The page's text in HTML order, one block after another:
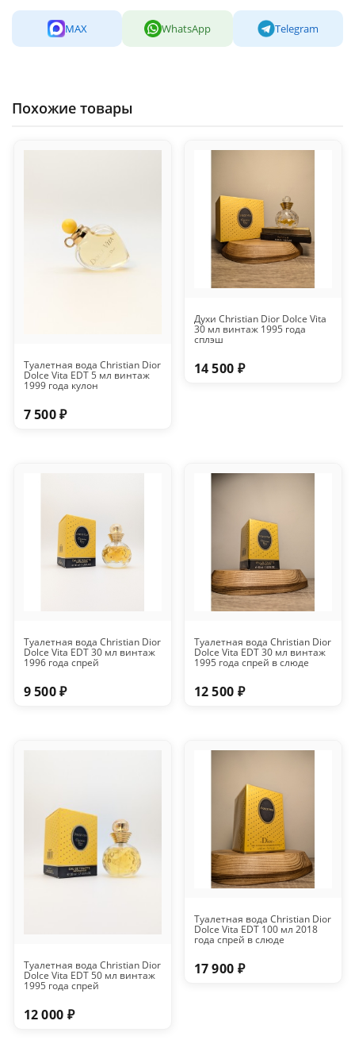
MAX WhatsApp Telegram
Похожие товары
Туалетная вода Christian Dior
Dolce Vita EDT 5 мл винтаж
1999 года кулон
7 500 ₽
Духи Christian Dior Dolce Vita
30 мл винтаж 1995 года
сплэш
14 500 ₽
Туалетная вода Christian Dior
Dolce Vita EDT 30 мл винтаж
1996 года спрей
9 500 ₽
Туалетная вода Christian Dior
Dolce Vita EDT 30 мл винтаж
1995 года спрей в слюде
12 500 ₽
Туалетная вода Christian Dior
Dolce Vita EDT 50 мл винтаж
1995 года спрей
12 000 ₽
Туалетная вода Christian Dior
Dolce Vita EDT 100 мл 2018
года спрей в слюде
17 900 ₽